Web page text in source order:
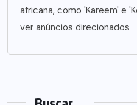
africana, como 'Kareem' e
ver anúncios direcionados